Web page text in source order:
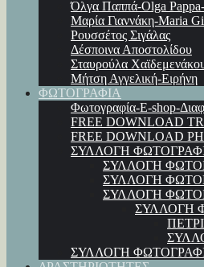
Όλγα Παππά-Olga
Μαρία Γιαννάκη-Maria
Ρουσσέτος Σιγάλας
Δέσποινα Αποστολίδου
Σταυρούλα
Μήτση Αγγελική-Ειρήνη
ΦΩΤΟΓΡΑΦΙΑ
Φωτογραφία-E-shop-
FREE DOWNLOAD
FREE DOWNLOAD
ΣΥΛΛΟΓΗ
ΣΥΛΛΟΓΗ
ΣΥΛΛΟΓΗ
ΣΥΛΛΟΓΗ
ΣΥΛΛΟΓΗ
ΣΥΛΛΟΓΗ